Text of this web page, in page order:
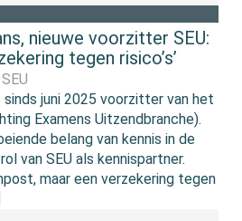
nieuwe voorzitter SEU:
tegen risico’s’
SEU
sinds juni 2025 voorzitter van het
Examens Uitzendbranche).
belang van kennis in de
van SEU als kennispartner.
maar een verzekering tegen